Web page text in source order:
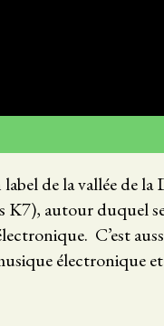
de la vallée de
K7), autour duquel
C’est
électronique